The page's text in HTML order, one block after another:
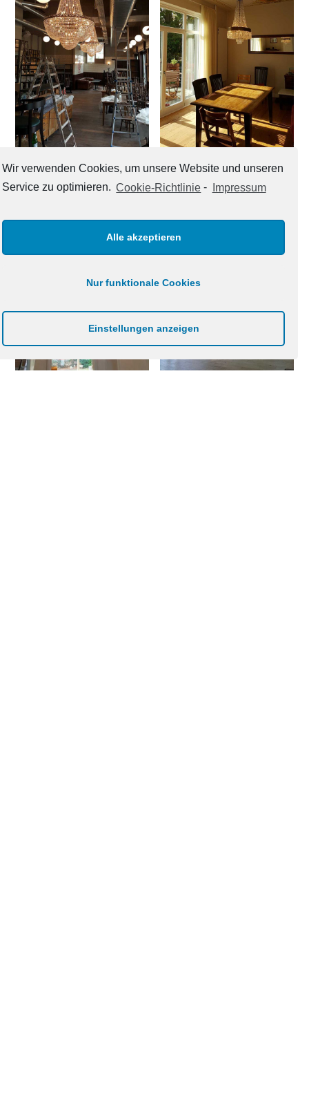
Wir verwenden Cookies, um unsere Website und unseren
Service zu optimieren. Cookie-Richtlinie - Impressum
Alle akzeptieren
Nur funktionale Cookies
Einstellungen anzeigen